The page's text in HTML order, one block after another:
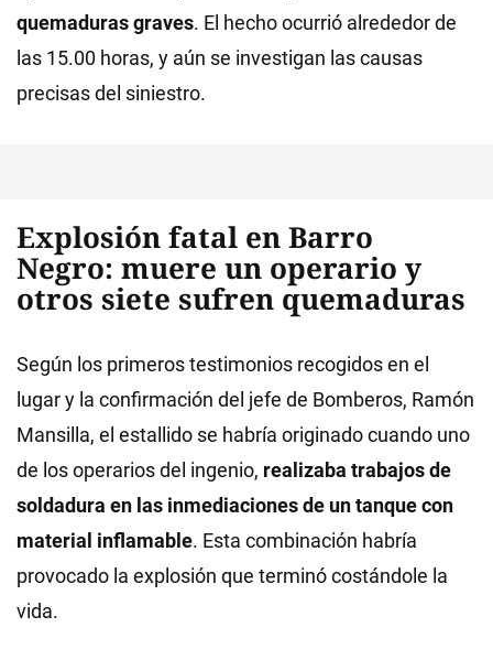
quemaduras graves. El hecho ocurrió alrededor de
las 15.00 horas, y aún se investigan las causas
precisas del siniestro.
Explosión fatal en Barro
Negro: muere un operario y
otros siete sufren quemaduras
Según los primeros testimonios recogidos en el
lugar y la confirmación del jefe de Bomberos, Ramón
Mansilla, el estallido se habría originado cuando uno
de los operarios del ingenio, realizaba trabajos de
soldadura en las inmediaciones de un tanque con
material inflamable. Esta combinación habría
provocado la explosión que terminó costándole la
vida.